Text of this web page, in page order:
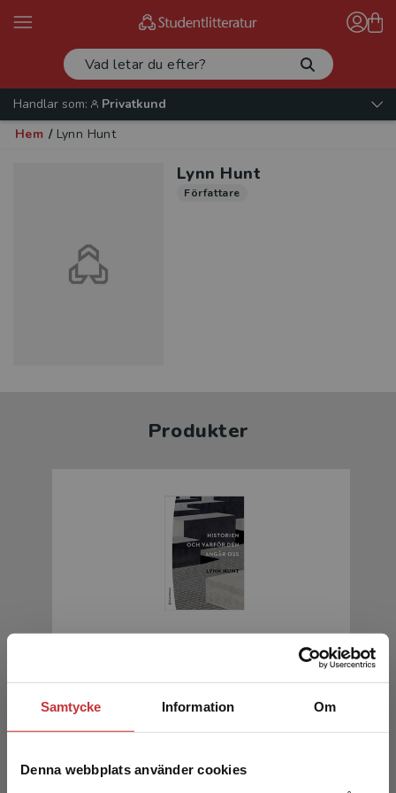
Samtycke Information Om
Denna webbplats använder cookies
Handlar som:
Privatkund
Hem / Lynn Hunt
Lynn Hunt
Författare
Produkter
Historien - och varför den angår oss
Hunt, Lynn
241 kr
inkl. moms
Exkl. moms: 227 kr